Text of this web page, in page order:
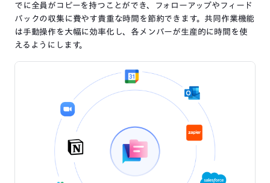
でに全員がコピーを持つことができ、フォローアップやフィード
バックの収集に費やす貴重な時間を節約できます。共同作業機能
は手動操作を大幅に効率化し、各メンバーが生産的に時間を使
えるようにします。